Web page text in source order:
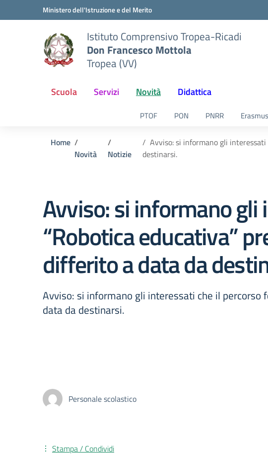
Vai ai contenuti
Vai al menu di navigazioneMinistero dell'Istruzione e del Merito
Istituto Comprensivo Tropea-Ricadi
Don Francesco Mottola
Tropea (VV)
Scuola Servizi Novità Didattica
PTOF PON PNRR Erasmus
Home
Novità
Notizie
Avviso: si informano gli
destinarsi.
Avviso: si informano
“Robotica educativa”
differito a data da
Avviso: si informano gli interessati che il
data da destinarsi.
Personale scolastico
Stampa / Condividi